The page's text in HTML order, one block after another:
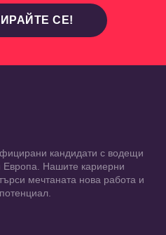
СЕ!
кандидати с водещи
Европа. Нашите кариерни
мечтаната нова работа и